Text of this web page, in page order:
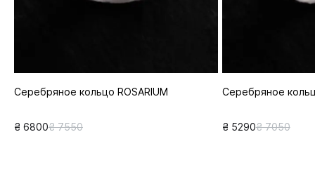
Серебряное кольцо ROSARIUM
₴ 6800₴ 7550
Серебряное
₴ 5290₴ 7050